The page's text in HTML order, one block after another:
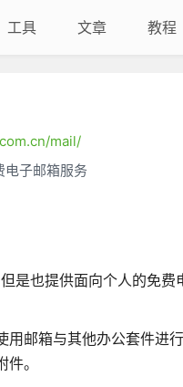
工具 文章 教程
mail/
电子邮箱服务
是也提供面向个人的免
用邮箱与其他办公套件进
。